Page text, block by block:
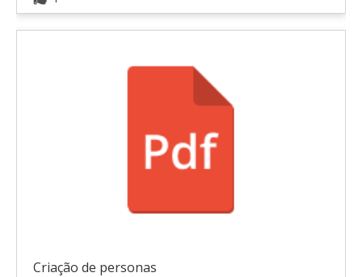
Criação de personas